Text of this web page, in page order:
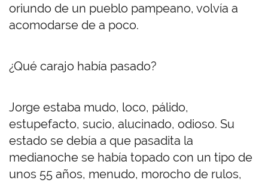
oriundo de un pueblo pampeano, volvía a
acomodarse de a poco.
¿Qué carajo había pasado?
Jorge estaba mudo, loco, pálido,
estupefacto, sucio, alucinado, odioso. Su
estado se debía a que pasadita la
medianoche se había topado con un tipo de
unos 55 años, menudo, morocho de rulos,